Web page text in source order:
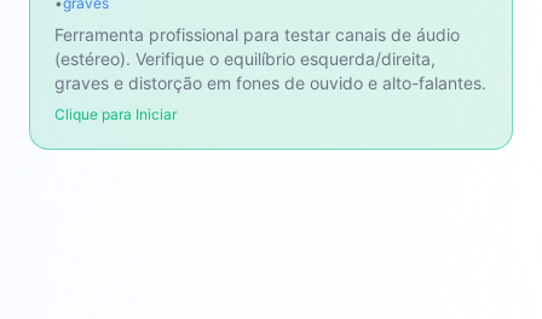
Ferramenta profissional para testar canais de áudio
(estéreo). Verifique o equilíbrio esquerda/direita,
graves e distorção em fones de ouvido e alto-falantes.
Clique para Iniciar